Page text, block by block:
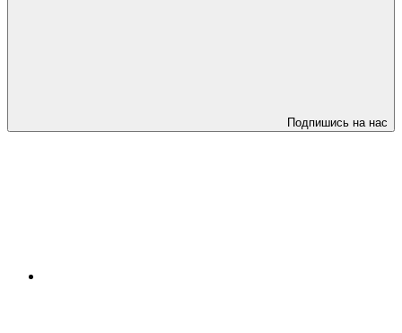
Подпишись на нас